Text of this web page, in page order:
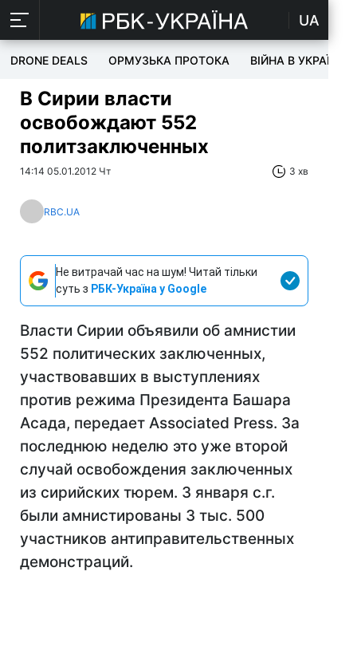
UA
DRONE DEALS ОРМУЗЬКА ПРОТОКА ВІЙНА В УКРАЇНІ
В Сирии власти
освобождают 552
политзаключенных
14:14 05.01.2012 Чт 3 хв
RBC.UA
Не витрачай час на шум! Читай тільки
суть з РБК-Україна у Google
Власти Сирии объявили об амнистии
552 политических заключенных,
участвовавших в выступлениях
против режима Президента Башара
Асада, передает Associated Press. За
последнюю неделю это уже второй
случай освобождения заключенных
из сирийских тюрем. 3 января с.г.
были амнистированы 3 тыс. 500
участников антиправительственных
демонстраций.